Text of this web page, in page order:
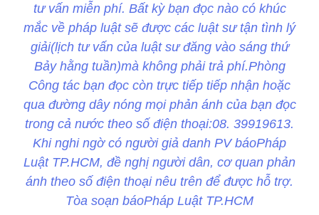
tư vấn miễn phí. Bất kỳ bạn đọc nào có khúc
mắc về pháp luật sẽ được các luật sư tận tình lý
giải(lịch tư vấn của luật sư đăng vào sáng thứ
Bảy hằng tuần)mà không phải trả phí.Phòng
Công tác bạn đọc còn trực tiếp tiếp nhận hoặc
qua đường dây nóng mọi phản ánh của bạn đọc
trong cả nước theo số điện thoại:08. 39919613.
Khi nghi ngờ có người giả danh PV báoPháp
Luật TP.HCM, đề nghị người dân, cơ quan phản
ánh theo số điện thoại nêu trên để được hỗ trợ.
Tòa soạn báoPháp Luật TP.HCM